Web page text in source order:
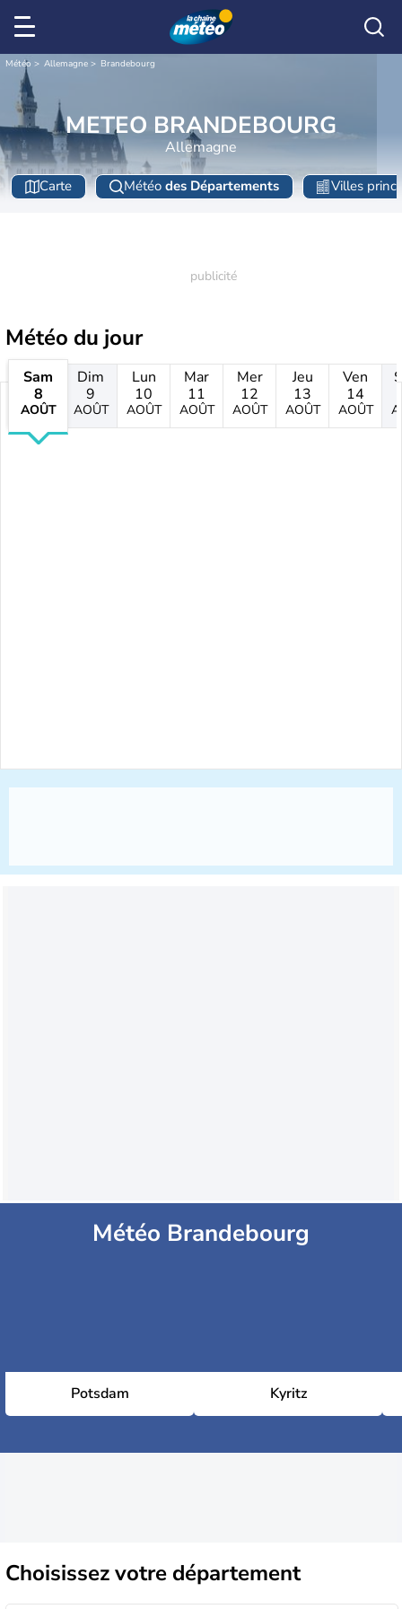
Météo Allemagne Brandebourg
METEO BRANDEBOURG
Allemagne
Carte Météo des Départements Villes
Météo du jour
Sam
8
AOÛT
Dim
9
AOÛT
Lun
10
AOÛT
Mar
11
AOÛT
Mer
12
AOÛT
Jeu
13
AOÛT
Ven
14
AOÛT
Météo Brandebourg
Potsdam Kyritz
Choisissezvotre département